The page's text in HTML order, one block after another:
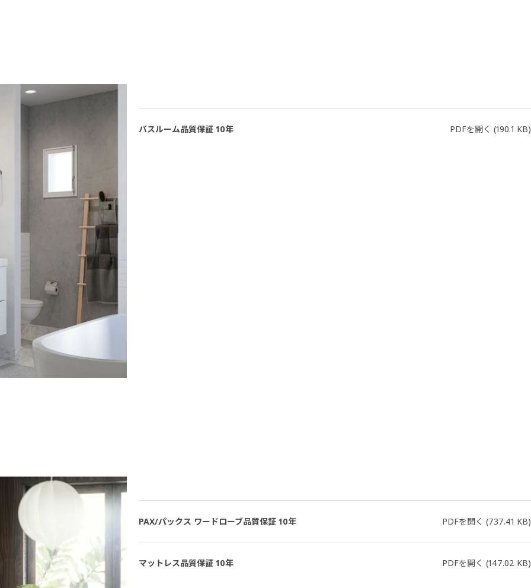
バスルーム品質保証 10年 PDFを開く (190.1 KB)
PAX/パックス ワードローブ品質保証 10年 PDFを開く (737.41 KB)
マットレス品質保証 10年 PDFを開く (147.02 KB)